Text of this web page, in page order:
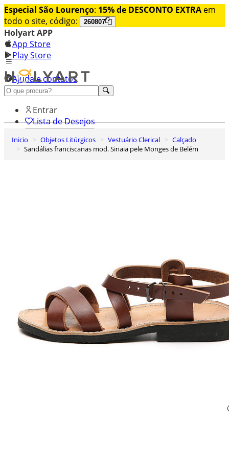
Especial São Lourenço: 15% de DESCONTO EXTRA em
todo o site, código:
260807
Holyart APP
App Store
Play Store
Ajuda e contatos
Conheça premium
Entrar
Lista de Desejos
0
Carrinho de Compras
Inicio Objetos Litúrgicos Vestuário Clerical
Calçado
Sandálias franciscanas mod. Sinaia pele Monges de Belém